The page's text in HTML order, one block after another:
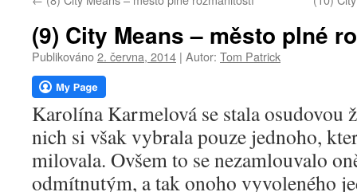
webu
(9) City Means – město plné
Publikováno2. června, 2014 | Autor: Tom Patrick
Karolína Karmelová se stala osudovou
nich si však vybrala pouze jednoho,
milovala. Ovšem to se nezamlouvalo
odmítnutým, a tak onoho vyvoleného